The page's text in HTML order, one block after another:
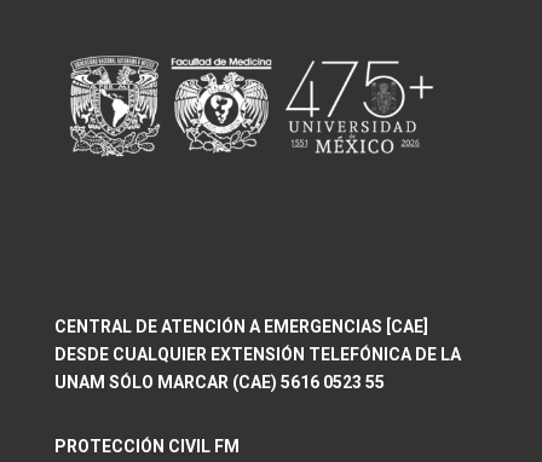
CENTRAL DE ATENCIÓN A EMERGENCIAS [CAE]
DESDE CUALQUIER EXTENSIÓN TELEFÓNICA DE LA
UNAM SÓLO MARCAR (CAE) 5616 0523 55
PROTECCIÓN CIVIL FM